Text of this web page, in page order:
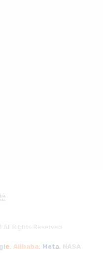
Rights Reserved.
gle, Alibaba, Meta, NASA